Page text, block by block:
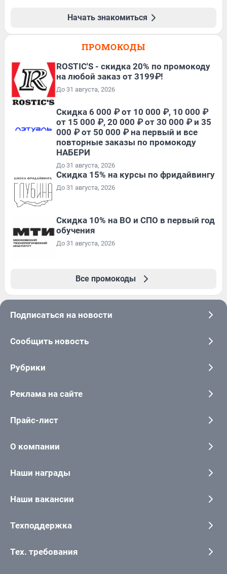
Начать знакомиться
ПРОМОКОДЫ
ROSTIC'S - скидка 20% по промокоду
на любой заказ от 3199₽!
До 31 августа, 2026
Скидка 6 000 ₽ от 10 000 ₽, 10 000 ₽
от 15 000 ₽, 20 000 ₽ от 30 000 ₽ и 35
000 ₽ от 50 000 ₽ на первый и все
повторные заказы по промокоду
НАБЕРИ
До 31 августа, 2026
Скидка 15% на курсы по фридайвингу
До 31 августа, 2026
Скидка 10% на ВО и СПО в первый год
обучения
До 31 августа, 2026
Все промокоды
Подписаться на новости
Сообщить новость
Рубрики
Реклама на сайте
Прайс-лист
О компании
Наши награды
Наши вакансии
Техподдержка
Тех. требования